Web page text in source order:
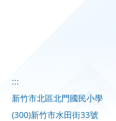
:::
新竹市北區北門國民小學
(300)新竹市水田街33號